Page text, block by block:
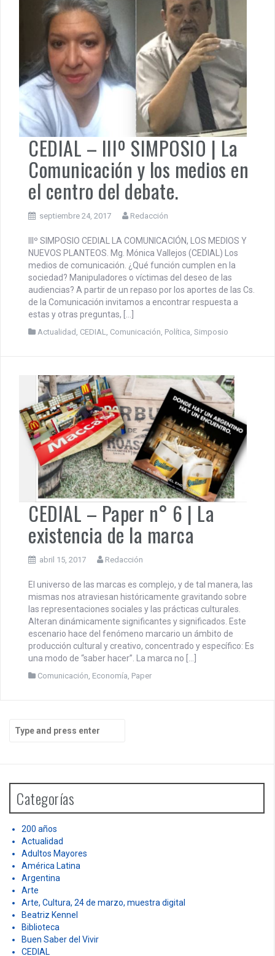
CEDIAL – IIIº SIMPOSIO | La
Comunicación y los medios en
el centro del debate.
septiembre 24, 2017 Redacción
IIIº SIMPOSIO CEDIAL LA COMUNICACIÓN, LOS MEDIOS Y
NUEVOS PLANTEOS. Mg. Mónica Vallejos (CEDIAL) Los
medios de comunicación. ¿Qué función cumplen en la
sociedad? Manipuladores o víctimas del deseo de las
audiencias? A partir de un repaso por los aportes de las Cs.
de la Comunicación invitamos a encontrar respuesta a
estas y otras preguntas, […]
Actualidad , CEDIAL, Comunicación, Política, Simposio
CEDIAL – Paper n° 6 | La
existencia de la marca
abril 15, 2017 Redacción
El universo de las marcas es complejo, y de tal manera, las
mismas nos atraviesan históricamente gravitando sobre
las representaciones sociales y las prácticas culturales.
Alteran dinámicamente significantes y significados. Este
escenario hace del fenómeno marcario un ámbito de
producción cultural y creativo, concentrado y específico: Es
una modo de “saber hacer”. La marca no […]
Comunicación, Economía, Paper
h
o
Categorías
200 años
Actualidad
Adultos Mayores
América Latina
Argentina
Arte
Arte, Cultura, 24 de marzo, muestra digital
Beatriz Kennel
Biblioteca
Buen Saber del Vivir
CEDIAL